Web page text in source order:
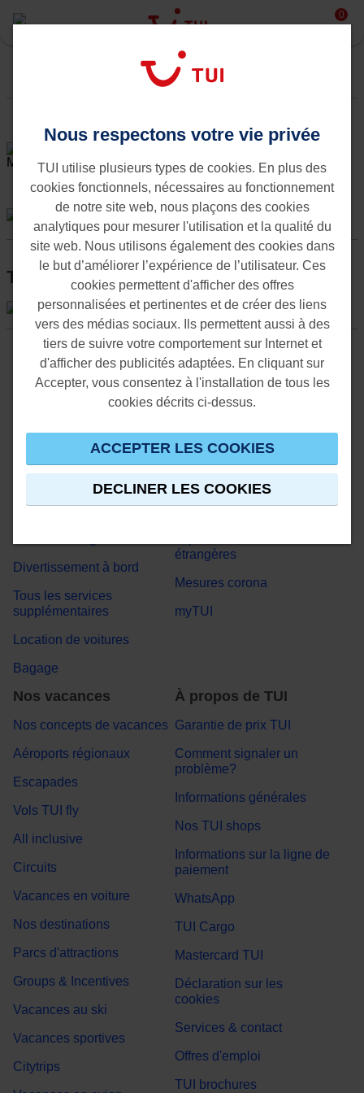
Vous ne voulez plus manquer nos meilleures offres last
newsletter hebdomadaire.
Toutes vos vacances dans une appli
Extras
Transport vers l'aéroport
avantageux
voyage
Fly Deluxe
Divertissement à bord
Tous les services
supplémentaires
Location de voitures
Bagage
Infos de voyage
importantes
Assurances
Informations importantes et
conditions
Formalités de voyage
étrangères
Mesures corona
myTUI
Nos vacances
Nos concepts de vacances
Aéroports régionaux
Escapades
Vols TUI fly
All inclusive
Circuits
Vacances en voiture
Nos destinations
Parcs d'attractions
Groups & Incentives
Vacances au ski
Vacances sportives
Citytrips
À propos de TUI
Garantie de prix TUI
Comment signaler un
problème?
Informations générales
Nos TUI shops
Informations sur la ligne de
paiement
WhatsApp
TUI Cargo
Mastercard TUI
Déclaration sur les
cookies
Services & contact
Offres d'emploi
TUI brochures
Nous respectons votre vie privée
TUI utilise plusieurs types de cookies. En plus des
cookies fonctionnels, nécessaires au fonctionnement
de notre site web, nous plaçons des cookies
analytiques pour mesurer l'utilisation et la qualité du
site web. Nous utilisons également des cookies dans
le but d’améliorer l’expérience de l’utilisateur. Ces
cookies permettent d'afficher des offres
personnalisées et pertinentes et de créer des liens
vers des médias sociaux. Ils permettent aussi à des
tiers de suivre votre comportement sur Internet et
d'afficher des publicités adaptées. En cliquant sur
Accepter, vous consentez à l'installation de tous les
cookies décrits ci-dessus.
ACCEPTER LES COOKIES
DECLINER LES COOKIES